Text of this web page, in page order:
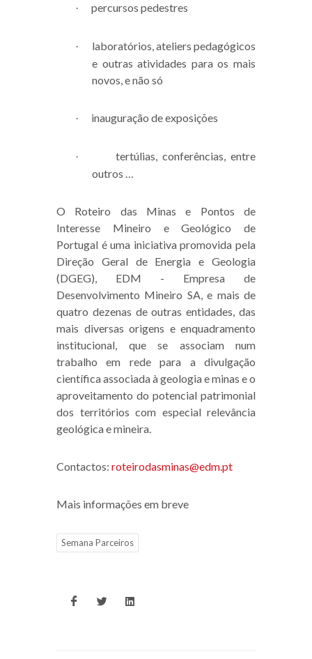
· percursos pedestres
·
laboratórios, ateliers pedagógicos
e outras atividades para os mais
novos, e não só
· inauguração de exposições
·
tertúlias, conferências, entre
outros …
O Roteiro das Minas e Pontos de
Interesse Mineiro e Geológico de
Portugal é uma iniciativa promovida pela
Direção Geral de Energia e Geologia
(DGEG), EDM - Empresa de
Desenvolvimento Mineiro SA, e mais de
quatro dezenas de outras entidades, das
mais diversas origens e enquadramento
institucional, que se associam num
trabalho em rede para a divulgação
científica associada à geologia e minas e o
aproveitamento do potencial patrimonial
dos territórios com especial relevância
geológica e mineira.
Contactos: roteirodasminas@edm.pt
Mais informações em breve
Semana Parceiros